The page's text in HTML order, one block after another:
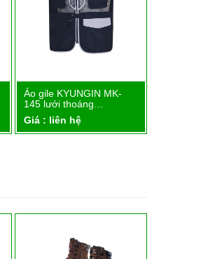
Chi tiết
Áo gile KYUNGIN MK-
145 lưới thoáng…
Giá : liên hệ